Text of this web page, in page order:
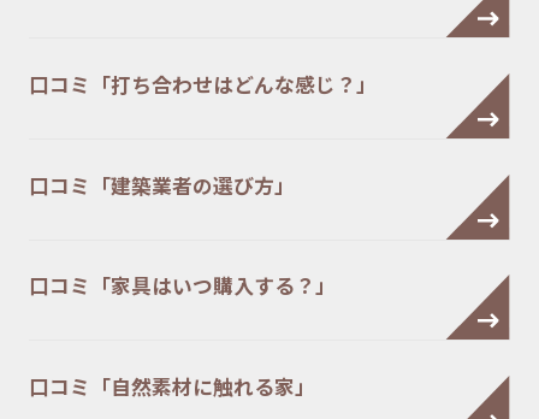
口コミ「打ち合わせはどんな感じ？」
口コミ「建築業者の選び方」
口コミ「家具はいつ購入する？」
口コミ「自然素材に触れる家」